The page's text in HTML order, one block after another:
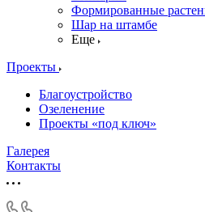
Формированные
Шар на штамбе
Еще
Проекты
Благоустройство
Озеленение
Проекты «под ключ»
Галерея
Контакты